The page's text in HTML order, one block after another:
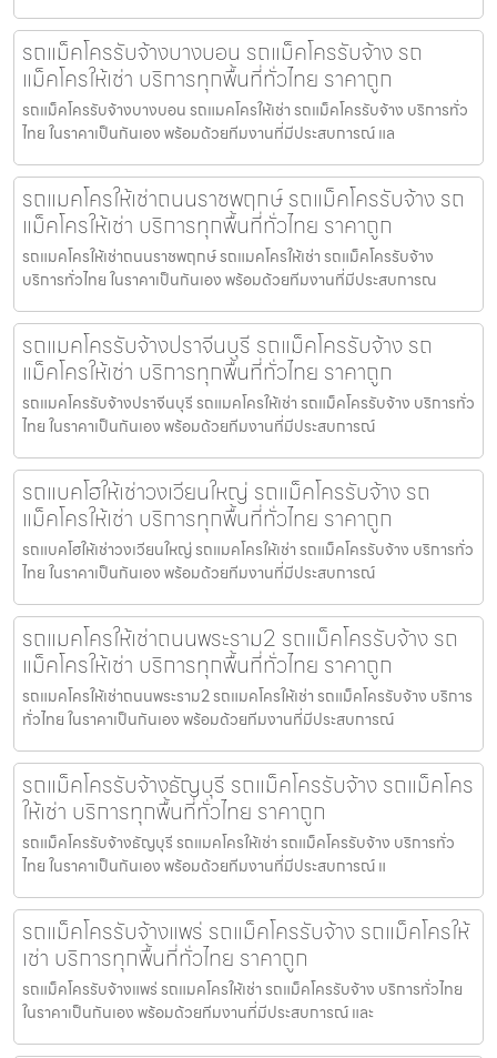
รถแม็คโครรับจ้างบางบอน รถแม็คโครรับจ้าง รถ
แม็คโครให้เช่า บริการทุกพื้นที่ทั่วไทย ราคาถูก
รถแม็คโครรับจ้างบางบอน รถแมคโครให้เช่า รถแม็คโครรับจ้าง บริการทั่ว
ไทย ในราคาเป็นกันเอง พร้อมด้วยทีมงานที่มีประสบการณ์ แล
รถแมคโครให้เช่าถนนราชพฤกษ์ รถแม็คโครรับจ้าง รถ
แม็คโครให้เช่า บริการทุกพื้นที่ทั่วไทย ราคาถูก
รถแมคโครให้เช่าถนนราชพฤกษ์ รถแมคโครให้เช่า รถแม็คโครรับจ้าง
บริการทั่วไทย ในราคาเป็นกันเอง พร้อมด้วยทีมงานที่มีประสบการณ
รถแมคโครรับจ้างปราจีนบุรี รถแม็คโครรับจ้าง รถ
แม็คโครให้เช่า บริการทุกพื้นที่ทั่วไทย ราคาถูก
รถแมคโครรับจ้างปราจีนบุรี รถแมคโครให้เช่า รถแม็คโครรับจ้าง บริการทั่ว
ไทย ในราคาเป็นกันเอง พร้อมด้วยทีมงานที่มีประสบการณ์
รถแบคโฮให้เช่าวงเวียนใหญ่ รถแม็คโครรับจ้าง รถ
แม็คโครให้เช่า บริการทุกพื้นที่ทั่วไทย ราคาถูก
รถแบคโฮให้เช่าวงเวียนใหญ่ รถแมคโครให้เช่า รถแม็คโครรับจ้าง บริการทั่ว
ไทย ในราคาเป็นกันเอง พร้อมด้วยทีมงานที่มีประสบการณ์
รถแมคโครให้เช่าถนนพระราม2 รถแม็คโครรับจ้าง รถ
แม็คโครให้เช่า บริการทุกพื้นที่ทั่วไทย ราคาถูก
รถแมคโครให้เช่าถนนพระราม2 รถแมคโครให้เช่า รถแม็คโครรับจ้าง บริการ
ทั่วไทย ในราคาเป็นกันเอง พร้อมด้วยทีมงานที่มีประสบการณ์
รถแม็คโครรับจ้างธัญบุรี รถแม็คโครรับจ้าง รถแม็คโคร
ให้เช่า บริการทุกพื้นที่ทั่วไทย ราคาถูก
รถแม็คโครรับจ้างธัญบุรี รถแมคโครให้เช่า รถแม็คโครรับจ้าง บริการทั่ว
ไทย ในราคาเป็นกันเอง พร้อมด้วยทีมงานที่มีประสบการณ์ แ
รถแม็คโครรับจ้างแพร่ รถแม็คโครรับจ้าง รถแม็คโครให้
เช่า บริการทุกพื้นที่ทั่วไทย ราคาถูก
รถแม็คโครรับจ้างแพร่ รถแมคโครให้เช่า รถแม็คโครรับจ้าง บริการทั่วไทย
ในราคาเป็นกันเอง พร้อมด้วยทีมงานที่มีประสบการณ์ และ